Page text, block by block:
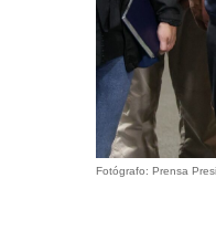
Fotógrafo: Prensa